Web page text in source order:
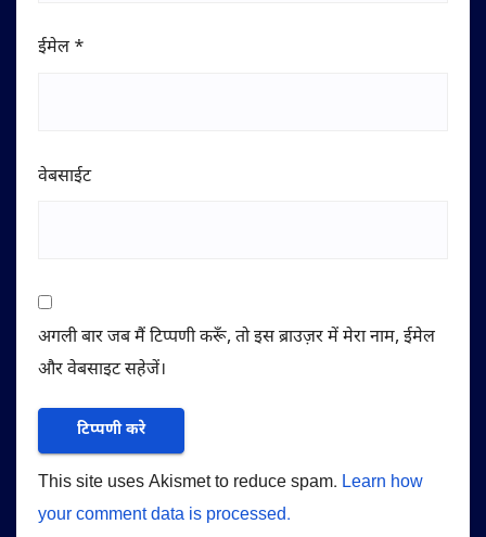
ईमेल *
वेबसाईट
अगली बार जब मैं टिप्पणी करूँ, तो इस ब्राउज़र में मेरा नाम, ईमेल
और वेबसाइट सहेजें।
This site uses Akismet to reduce spam. Learn how
your comment data is processed.